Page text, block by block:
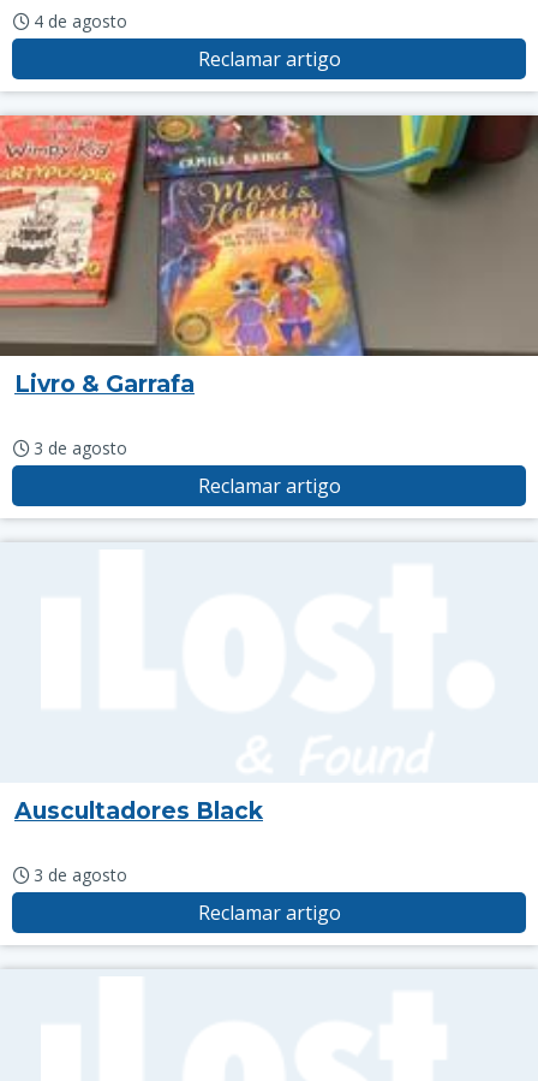
4 de agosto
Reclamar artigo
Livro & Garrafa
3 de agosto
Reclamar artigo
Auscultadores Black
3 de agosto
Reclamar artigo